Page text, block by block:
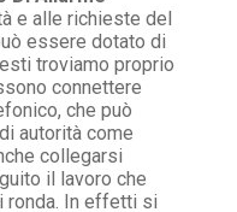
e alle richieste del
essere dotato di
troviamo proprio
connettere
che può
autorità come
collegarsi
il lavoro che
ronda. In effetti si